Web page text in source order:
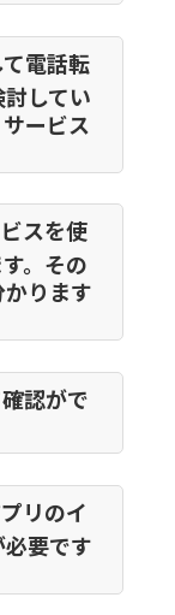
電話転
してい
ービス
スを使
。その
ります
認がで
リのイ
要です